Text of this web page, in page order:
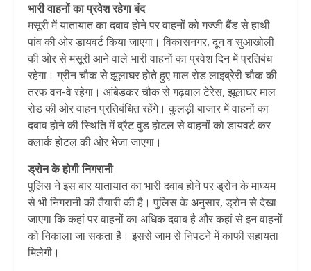
भारी वाहनों का प्रवेश रहेगा बंद
मसूरी में यातायात का दबाव होने पर वाहनों को गज्जी बैंड से हाथी
पांव की ओर डायवर्ट किया जाएगा। विकासनगर, दून व सुआखोली
की ओर से मसूरी आने वाले भारी वाहनों का प्रवेश दिन में प्रतिबंध
रहेगा। ग्रीन चौक से झूलाघर होते हुए माल रोड लाइब्रेरी चौक की
तरफ वन-वे रहेगा। आंबेडकर चौक से गढ़वाल टेरेस, झूलाघर माल
रोड की ओर वाहन प्रतिबंधित रहेंगे। कुलड़ी बाजार में वाहनों का
दबाव होने की स्थिति में ब्रैट वुड होटल से वाहनों को डायवर्ट कर
क्लार्क होटल की ओर भेजा जाएगा।
ड्रोन के होगी निगरानी
पुलिस ने इस बार यातायात का भारी दवाब होने पर ड्रोन के माध्यम
से भी निगरानी की तैयारी की है। पुलिस के अनुसार, ड्रोन से देखा
जाएगा कि कहां पर वाहनों का अधिक दवाब है और कहां से इन वाहनों
को निकाला जा सकता है। इससे जाम से निपटने में काफी सहायता
मिलेगी।